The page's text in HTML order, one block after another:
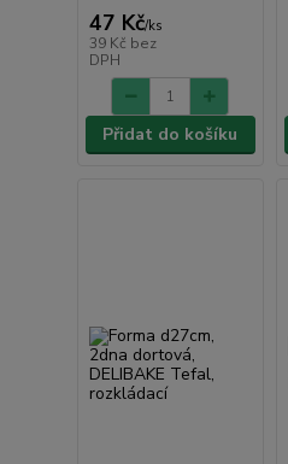
47 Kč/ks
39 Kč bez
DPH
Přidat do košíku